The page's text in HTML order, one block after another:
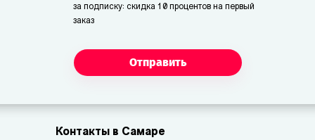
за подписку: скидка 10 процентов на первый
заказ
Отправить
Контакты в Самаре